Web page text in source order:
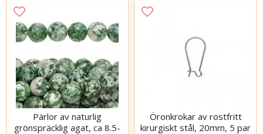
Pärlor av naturlig
grönspräcklig agat, ca 8.5-
Öronkrokar av rostfritt
kirurgiskt stål, 20mm, 5 par